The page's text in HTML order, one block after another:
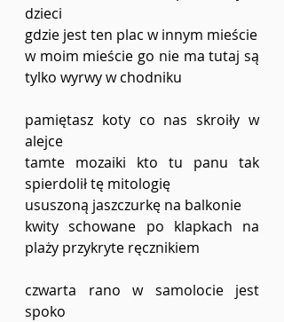
dzieci
gdzie jest ten plac w innym mieście
w moim mieście go nie ma tutaj są
tylko wyrwy w chodniku
pamiętasz koty co nas skroiły w
alejce
tamte mozaiki kto tu panu tak
spierdolił tę mitologię
ususzoną jaszczurkę na balkonie
kwity schowane po klapkach na
plaży przykryte ręcznikiem
czwarta rano w samolocie jest
spoko